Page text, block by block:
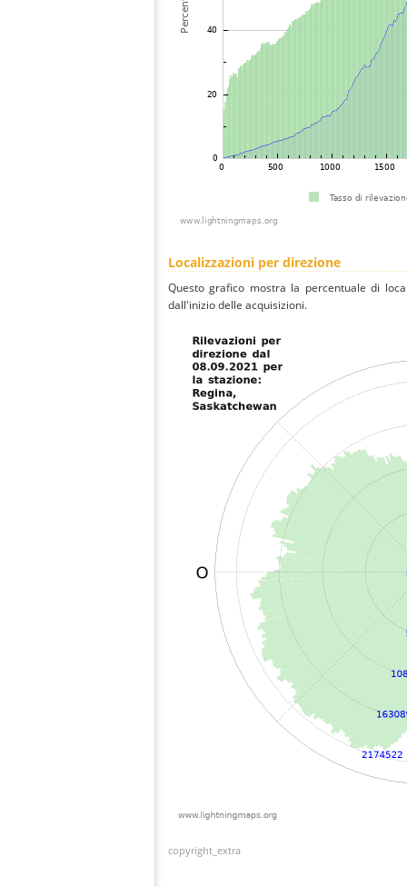
Localizzazioni per direzione
Questo grafico mostra la percentuale di
dall'inizio delle acquisizioni.
copyright_extra